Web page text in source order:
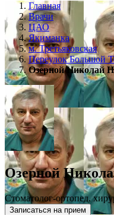
Главная
Врачи
ЦАО
Якиманка
м. Третьяковская
Переулок Большой
Озерной Николай
Озерной
Стоматолог-ортопед,
Записаться на прием